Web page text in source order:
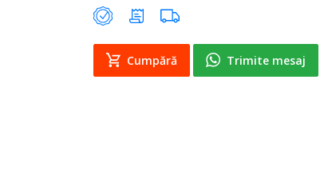
Cumpără Trimite mesaj